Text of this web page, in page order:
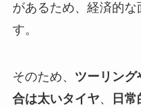
があるため、経済的
す。
そのため、 ツーリング
合は太いタイヤ、
日